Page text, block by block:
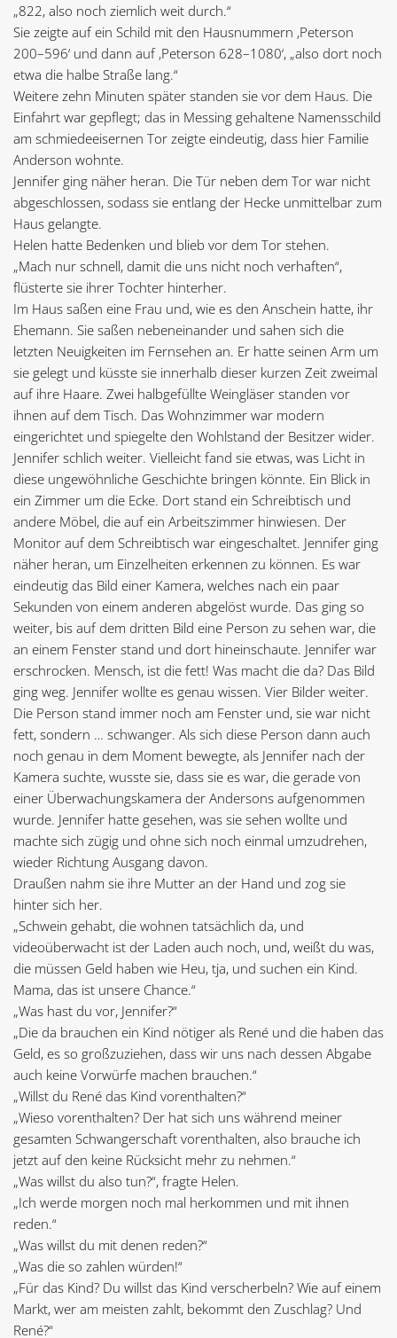
„822, also noch ziemlich weit durch.“
Sie zeigte auf ein Schild mit den Hausnummern ‚Peterson
200–596‘ und dann auf ‚Peterson 628–1080‘, „also dort noch
etwa die halbe Straße lang.“
Weitere zehn Minuten später standen sie vor dem Haus. Die
Einfahrt war gepflegt; das in Messing gehaltene Namensschild
am schmiedeeisernen Tor zeigte eindeutig, dass hier Familie
Anderson wohnte.
Jennifer ging näher heran. Die Tür neben dem Tor war nicht
abgeschlossen, sodass sie entlang der Hecke unmittelbar zum
Haus gelangte.
Helen hatte Bedenken und blieb vor dem Tor stehen.
„Mach nur schnell, damit die uns nicht noch verhaften“,
flüsterte sie ihrer Tochter hinterher.
Im Haus saßen eine Frau und, wie es den Anschein hatte, ihr
Ehemann. Sie saßen nebeneinander und sahen sich die
letzten Neuigkeiten im Fernsehen an. Er hatte seinen Arm um
sie gelegt und küsste sie innerhalb dieser kurzen Zeit zweimal
auf ihre Haare. Zwei halbgefüllte Weingläser standen vor
ihnen auf dem Tisch. Das Wohnzimmer war modern
eingerichtet und spiegelte den Wohlstand der Besitzer wider.
Jennifer schlich weiter. Vielleicht fand sie etwas, was Licht in
diese ungewöhnliche Geschichte bringen könnte. Ein Blick in
ein Zimmer um die Ecke. Dort stand ein Schreibtisch und
andere Möbel, die auf ein Arbeitszimmer hinwiesen. Der
Monitor auf dem Schreibtisch war eingeschaltet. Jennifer ging
näher heran, um Einzelheiten erkennen zu können. Es war
eindeutig das Bild einer Kamera, welches nach ein paar
Sekunden von einem anderen abgelöst wurde. Das ging so
weiter, bis auf dem dritten Bild eine Person zu sehen war, die
an einem Fenster stand und dort hineinschaute. Jennifer war
erschrocken. Mensch, ist die fett! Was macht die da? Das Bild
ging weg. Jennifer wollte es genau wissen. Vier Bilder weiter.
Die Person stand immer noch am Fenster und, sie war nicht
fett, sondern … schwanger. Als sich diese Person dann auch
noch genau in dem Moment bewegte, als Jennifer nach der
Kamera suchte, wusste sie, dass sie es war, die gerade von
einer Überwachungskamera der Andersons aufgenommen
wurde. Jennifer hatte gesehen, was sie sehen wollte und
machte sich zügig und ohne sich noch einmal umzudrehen,
wieder Richtung Ausgang davon.
Draußen nahm sie ihre Mutter an der Hand und zog sie
hinter sich her.
„Schwein gehabt, die wohnen tatsächlich da, und
videoüberwacht ist der Laden auch noch, und, weißt du was,
die müssen Geld haben wie Heu, tja, und suchen ein Kind.
Mama, das ist unsere Chance.“
„Was hast du vor, Jennifer?“
„Die da brauchen ein Kind nötiger als René und die haben das
Geld, es so großzuziehen, dass wir uns nach dessen Abgabe
auch keine Vorwürfe machen brauchen.“
„Willst du René das Kind vorenthalten?“
„Wieso vorenthalten? Der hat sich uns während meiner
gesamten Schwangerschaft vorenthalten, also brauche ich
jetzt auf den keine Rücksicht mehr zu nehmen.“
„Was willst du also tun?“, fragte Helen.
„Ich werde morgen noch mal herkommen und mit ihnen
reden.“
„Was willst du mit denen reden?“
„Was die so zahlen würden!“
„Für das Kind? Du willst das Kind verscherbeln? Wie auf einem
Markt, wer am meisten zahlt, bekommt den Zuschlag? Und
René?“